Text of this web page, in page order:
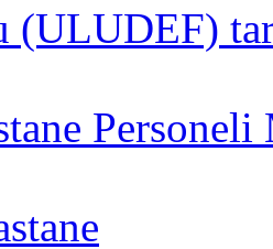
(ULUDEF)
Personeli